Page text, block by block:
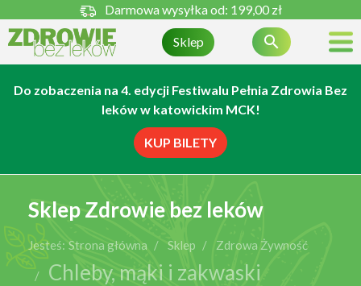
Darmowa wysyłka od: 199,00 zł
Sklep 
Do zobaczenia na 4. edycji Festiwalu Pełnia Zdrowia Bez
leków w katowickim MCK!
KUP BILETY
Sklep Zdrowie bez leków
Jesteś: Strona główna Sklep Zdrowa Żywność
Chleby, mąki i zakwaski